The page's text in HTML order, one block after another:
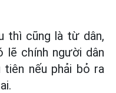
thì cũng là từ dân,
lẽ chính người dân
nếu phải bỏ ra